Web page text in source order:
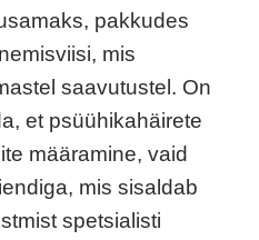
pakkudes
mis
saavutustel. On
et psüühikahäirete
määramine, vaid
mis sisaldab
spetsialisti